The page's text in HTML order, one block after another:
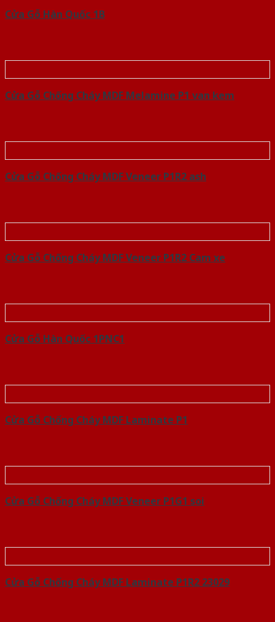
Cửa Gỗ Hàn Quốc 1B
Cửa Gỗ Chống Cháy MDF Melamine P1 van kem
Cửa Gỗ Chống Cháy MDF Veneer P1R2 ash
Cửa Gỗ Chống Cháy MDF Veneer P1R2 Cam xe
Cửa Gỗ Hàn Quốc 1PNC1
Cửa Gỗ Chống Cháy MDF Laminate P1
Cửa Gỗ Chống Cháy MDF Veneer P1G1 soi
Cửa Gỗ Chống Cháy MDF Laminate P1R2 23029